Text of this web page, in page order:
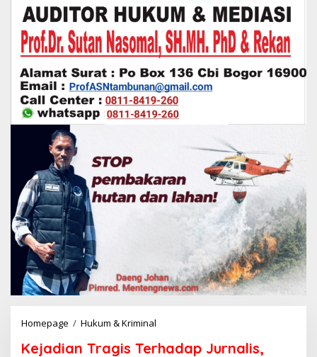
Homepage / Hukum & Kriminal
j
Kejadian Tragis Terhadap Jurnalis,